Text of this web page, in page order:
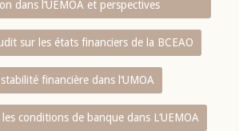
dans l‘UEMOA et perspectives
sur les états financiers de la BCEAO
financière dans l‘UMOA
conditions de banque dans L‘UEMOA